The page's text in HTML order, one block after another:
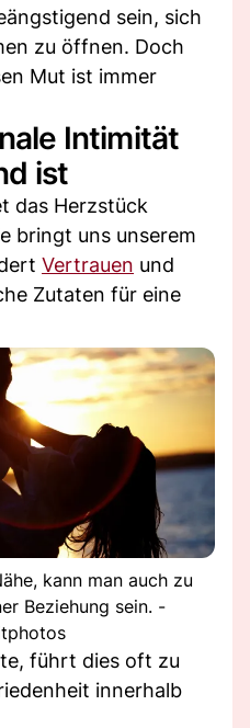
sein, sich
zu öffnen. Doch
Mut ist immer
Intimität
ist
das Herzstück
bringt uns unserem
Vertrauen und
Zutaten für eine
kann man auch zu
Beziehung sein. -
führt dies oft zu
innerhalb